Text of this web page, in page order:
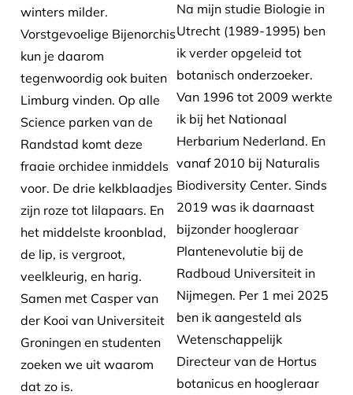
winters milder.
Vorstgevoelige Bijenorchis
kun je daarom
tegenwoordig ook buiten
Limburg vinden. Op alle
Science parken van de
Randstad komt deze
fraaie orchidee inmiddels
voor. De drie kelkblaadjes
zijn roze tot lilapaars. En
het middelste kroonblad,
de lip, is vergroot,
veelkleurig, en harig.
Samen met Casper van
der Kooi van Universiteit
Groningen en studenten
zoeken we uit waarom
dat zo is.
Na mijn studie Biologie in
Utrecht (1989-1995) ben
ik verder opgeleid tot
botanisch onderzoeker.
Van 1996 tot 2009 werkte
ik bij het Nationaal
Herbarium Nederland. En
vanaf 2010 bij Naturalis
Biodiversity Center. Sinds
2019 was ik daarnaast
bijzonder hoogleraar
Plantenevolutie bij de
Radboud Universiteit in
Nijmegen. Per 1 mei 2025
ben ik aangesteld als
Wetenschappelijk
Directeur van de Hortus
botanicus en hoogleraar